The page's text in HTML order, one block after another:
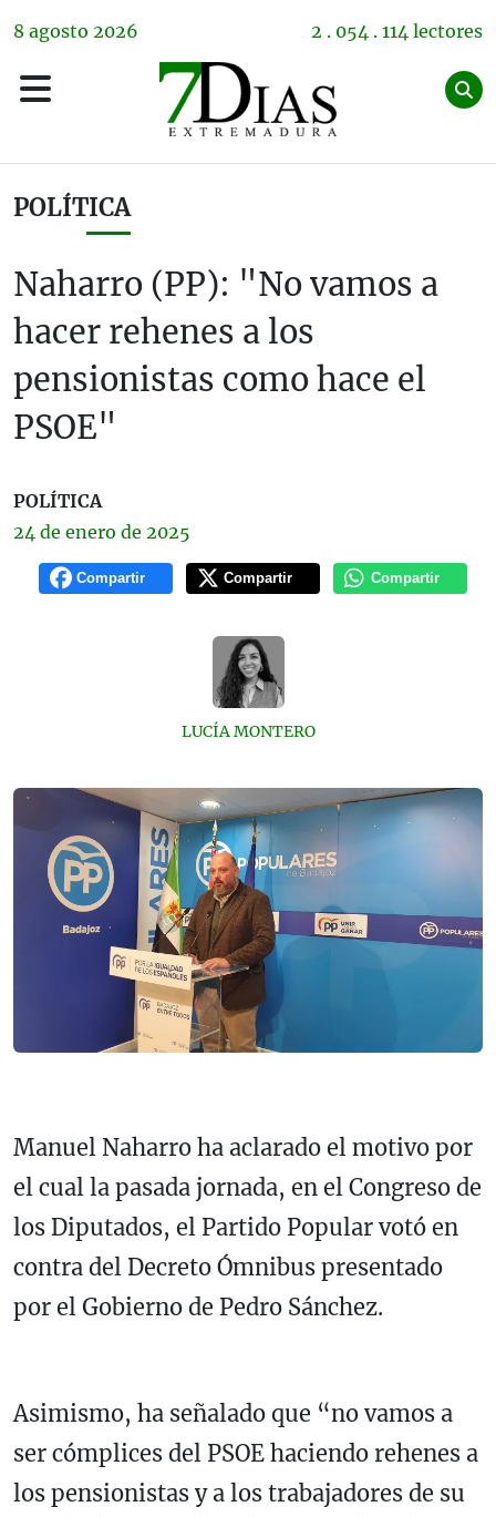
8 agosto 2026 2 . 054 . 114 lectores
POLÍTICA
Naharro (PP): "No vamos a
hacer rehenes a los
pensionistas como hace el
PSOE"
POLÍTICA
24 de enero de 2025
Compartir Compartir Compartir
LUCÍA MONTERO
Manuel Naharro ha aclarado el motivo por
el cual la pasada jornada, en el Congreso de
los Diputados, el Partido Popular votó en
contra del Decreto Ómnibus presentado
por el Gobierno de Pedro Sánchez.
Asimismo, ha señalado que “no vamos a
ser cómplices del PSOE haciendo rehenes a
los pensionistas y a los trabajadores de su